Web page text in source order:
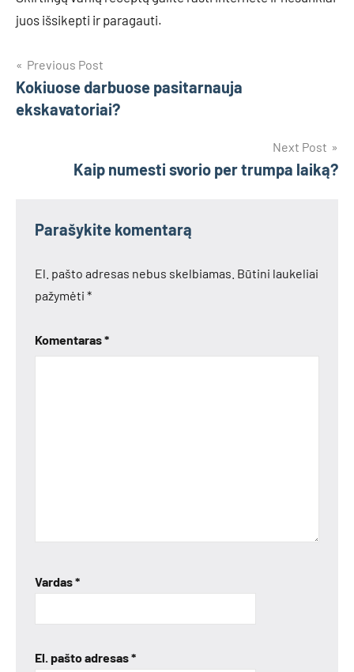
juos išsikepti ir paragauti.
Navigacija
tarp
Previous Post
Kokiuose darbuose pasitarnauja
ekskavatoriai?
Next Post
Kaip numesti svorio per trumpa laiką?
Parašykite komentarą
El. pašto adresas nebus skelbiamas. Būtini laukeliai
pažymėti *
Komentaras*
Vardas*
El. pašto adresas*